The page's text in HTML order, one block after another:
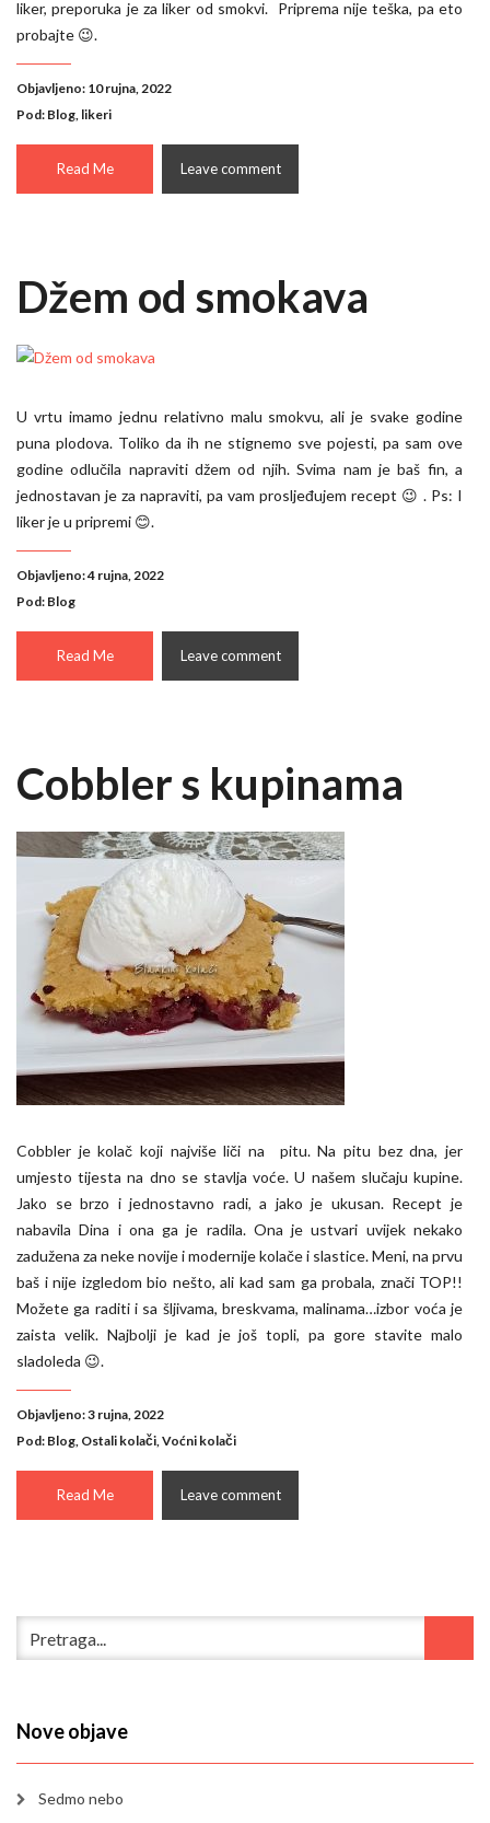
liker, preporuka je za liker od smokvi. Priprema nije teška, pa eto
probajte 😉.
Objavljeno: 10 rujna, 2022
Pod: Blog, likeri
Read Me Leave comment
Džem od smokava
U vrtu imamo jednu relativno malu smokvu, ali je svake godine
puna plodova. Toliko da ih ne stignemo sve pojesti, pa sam ove
godine odlučila napraviti džem od njih. Svima nam je baš fin, a
jednostavan je za napraviti, pa vam prosljeđujem recept 😉 . Ps: I
liker je u pripremi 😊.
Objavljeno: 4 rujna, 2022
Pod: Blog
Read Me Leave comment
Cobbler s kupinama
Cobbler je kolač koji najviše liči na pitu. Na pitu bez dna, jer
umjesto tijesta na dno se stavlja voće. U našem slučaju kupine.
Jako se brzo i jednostavno radi, a jako je ukusan. Recept je
nabavila Dina i ona ga je radila. Ona je ustvari uvijek nekako
zadužena za neke novije i modernije kolače i slastice. Meni, na prvu
baš i nije izgledom bio nešto, ali kad sam ga probala, znači TOP!!
Možete ga raditi i sa šljivama, breskvama, malinama…izbor voća je
zaista velik. Najbolji je kad je još topli, pa gore stavite malo
sladoleda 😉.
Objavljeno: 3 rujna, 2022
Pod: Blog, Ostali kolači,Voćni kolači
Read Me Leave comment
Nove objave
Sedmo nebo